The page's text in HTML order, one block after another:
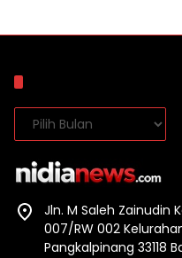
Arsip
Jln. M Saleh Zainudin
007/RW 002
Pangkalpinang 33118